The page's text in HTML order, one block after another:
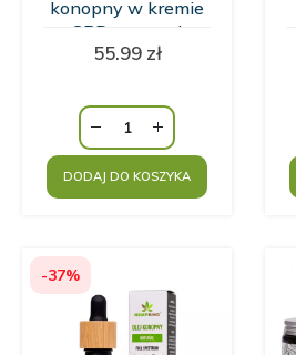
konopny w kremie
z CBD o zapachu
wanilii i kwiatów
HempKing
55.99 zł
DODAJ DO KOSZYKA
-37%